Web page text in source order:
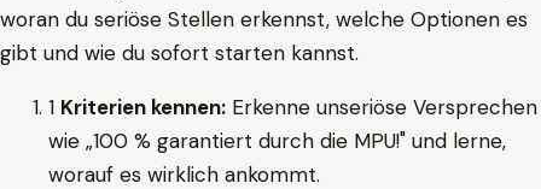
woran du seriöse Stellen erkennst, welche Optionen es
gibt und wie du sofort starten kannst.
1 Kriterien kennen: Erkenne unseriöse Versprechen
wie „100 % garantiert durch die MPU!" und lerne,
worauf es wirklich ankommt.